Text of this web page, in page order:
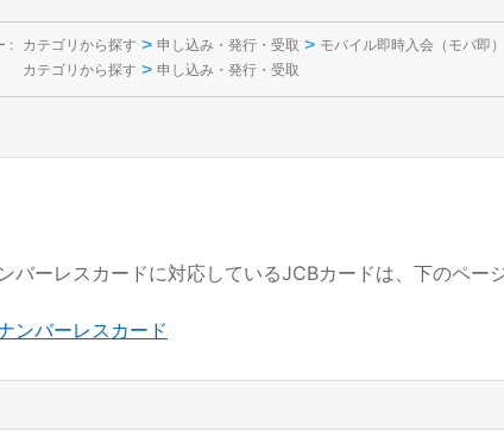
: カテゴリから探す > 申し込み・発行・受取 > モバイル即時入会（モバ即）
カテゴリから探す > 申し込み・発行・受取
バーレスカードに対応しているJCBカードは、下のペー
ンバーレスカード